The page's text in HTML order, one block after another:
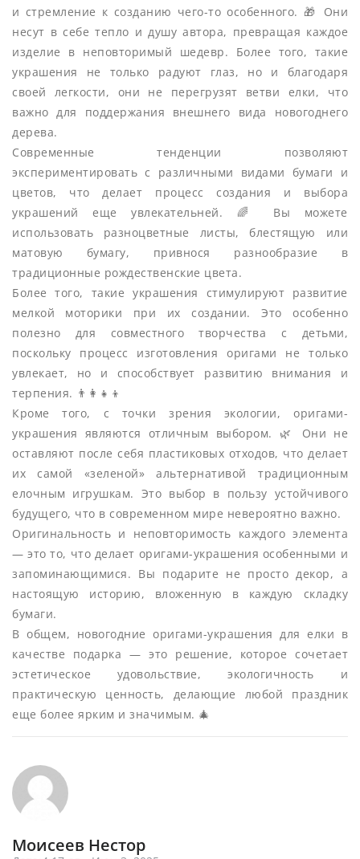
и стремление к созданию чего-то особенного. 🎁 Они
несут в себе тепло и душу автора, превращая каждое
изделие в неповторимый шедевр. Более того, такие
украшения не только радуют глаз, но и благодаря
своей легкости, они не перегрузят ветви елки, что
важно для поддержания внешнего вида новогоднего
дерева.
Современные тенденции позволяют
экспериментировать с различными видами бумаги и
цветов, что делает процесс создания и выбора
украшений еще увлекательней. 🌈 Вы можете
использовать разноцветные листы, блестящую или
матовую бумагу, привнося разнообразие в
традиционные рождественские цвета.
Более того, такие украшения стимулируют развитие
мелкой моторики при их создании. Это особенно
полезно для совместного творчества с детьми,
поскольку процесс изготовления оригами не только
увлекает, но и способствует развитию внимания и
терпения. 👨‍👩‍👧‍👦
Кроме того, с точки зрения экологии, оригами-
украшения являются отличным выбором. 🌿 Они не
оставляют после себя пластиковых отходов, что делает
их самой «зеленой» альтернативой традиционным
елочным игрушкам. Это выбор в пользу устойчивого
будущего, что в современном мире невероятно важно.
Оригинальность и неповторимость каждого элемента
— это то, что делает оригами-украшения особенными и
запоминающимися. Вы подарите не просто декор, а
настоящую историю, вложенную в каждую складку
бумаги.
В общем, новогодние оригами-украшения для елки в
качестве подарка — это решение, которое сочетает
эстетическое удовольствие, экологичность и
практическую ценность, делающие любой праздник
еще более ярким и значимым. 🎄
Моисеев Нестор